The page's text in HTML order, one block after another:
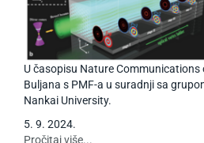
U časopisu Nature Communications
Buljana s PMF-a u suradnji sa
Nankai University.
5. 9. 2024.
Pročitaj više...